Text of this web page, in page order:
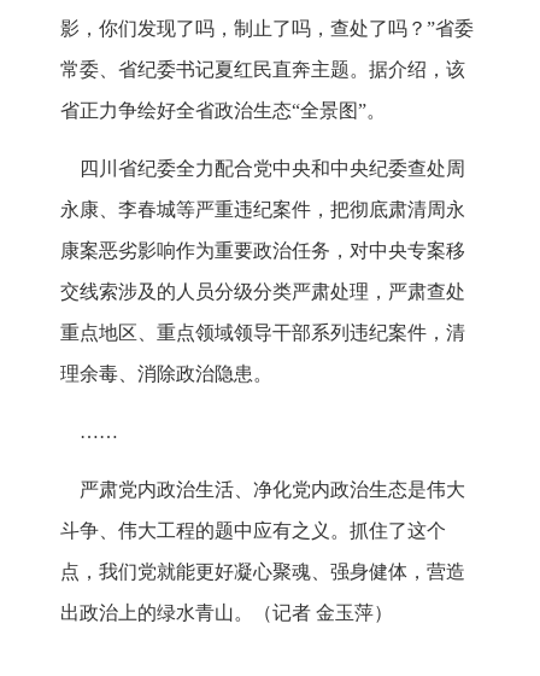
影，你们发现了吗，制止了吗，查处了吗？”省委
常委、省纪委书记夏红民直奔主题。据介绍，该
省正力争绘好全省政治生态“全景图”。
四川省纪委全力配合党中央和中央纪委查处周
永康、李春城等严重违纪案件，把彻底肃清周永
康案恶劣影响作为重要政治任务，对中央专案移
交线索涉及的人员分级分类严肃处理，严肃查处
重点地区、重点领域领导干部系列违纪案件，清
理余毒、消除政治隐患。
……
严肃党内政治生活、净化党内政治生态是伟大
斗争、伟大工程的题中应有之义。抓住了这个
点，我们党就能更好凝心聚魂、强身健体，营造
出政治上的绿水青山。（记者 金玉萍）